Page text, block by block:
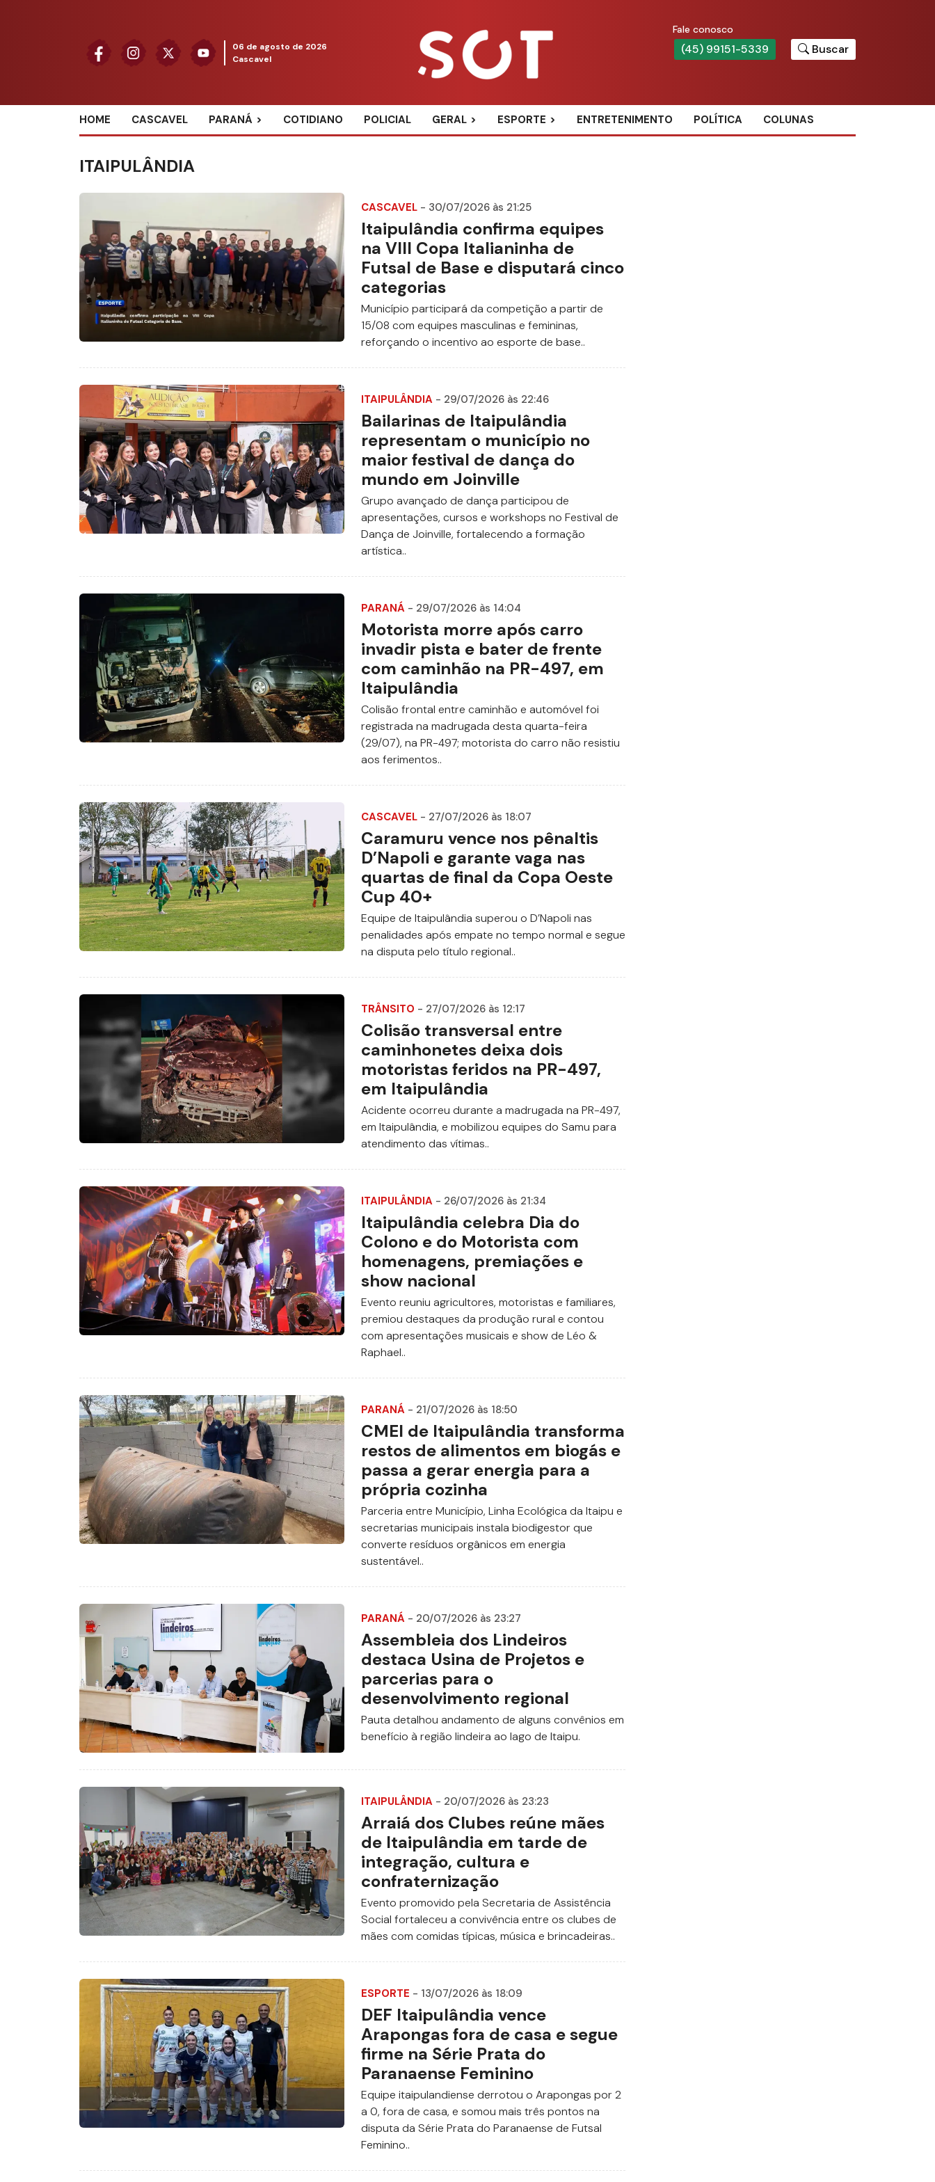
06 de agosto de 2026
Cascavel
Fale conosco
(45) 99151-5339 Buscar
HOME CASCAVEL PARANÁ COTIDIANO POLICIAL GERAL ESPORTE ENTRETENIMENTO POLÍTICA COLUNAS
ITAIPULÂNDIA
CASCAVEL - 30/07/2026 às 21:25
Itaipulândia confirma equipes
na VIII Copa Italianinha de
Futsal de Base e disputará cinco
categorias
Município participará da competição a partir de
15/08 com equipes masculinas e femininas,
reforçando o incentivo ao esporte de base..
ITAIPULÂNDIA - 29/07/2026 às 22:46
Bailarinas de Itaipulândia
representam o município no
maior festival de dança do
mundo em Joinville
Grupo avançado de dança participou de
apresentações, cursos e workshops no Festival de
Dança de Joinville, fortalecendo a formação
artística..
PARANÁ - 29/07/2026 às 14:04
Motorista morre após carro
invadir pista e bater de frente
com caminhão na PR-497, em
Itaipulândia
Colisão frontal entre caminhão e automóvel foi
registrada na madrugada desta quarta-feira
(29/07), na PR-497; motorista do carro não resistiu
aos ferimentos..
CASCAVEL - 27/07/2026 às 18:07
Caramuru vence nos pênaltis
D’Napoli e garante vaga nas
quartas de final da Copa Oeste
Cup 40+
Equipe de Itaipulândia superou o D’Napoli nas
penalidades após empate no tempo normal e segue
na disputa pelo título regional..
TRÂNSITO - 27/07/2026 às 12:17
Colisão transversal entre
caminhonetes deixa dois
motoristas feridos na PR-497,
em Itaipulândia
Acidente ocorreu durante a madrugada na PR-497,
em Itaipulândia, e mobilizou equipes do Samu para
atendimento das vítimas..
ITAIPULÂNDIA - 26/07/2026 às 21:34
Itaipulândia celebra Dia do
Colono e do Motorista com
homenagens, premiações e
show nacional
Evento reuniu agricultores, motoristas e familiares,
premiou destaques da produção rural e contou
com apresentações musicais e show de Léo &
Raphael..
PARANÁ - 21/07/2026 às 18:50
CMEI de Itaipulândia transforma
restos de alimentos em biogás e
passa a gerar energia para a
própria cozinha
Parceria entre Município, Linha Ecológica da Itaipu e
secretarias municipais instala biodigestor que
converte resíduos orgânicos em energia
sustentável..
PARANÁ - 20/07/2026 às 23:27
Assembleia dos Lindeiros
destaca Usina de Projetos e
parcerias para o
desenvolvimento regional
Pauta detalhou andamento de alguns convênios em
benefício à região lindeira ao lago de Itaipu.
ITAIPULÂNDIA - 20/07/2026 às 23:23
Arraiá dos Clubes reúne mães
de Itaipulândia em tarde de
integração, cultura e
confraternização
Evento promovido pela Secretaria de Assistência
Social fortaleceu a convivência entre os clubes de
mães com comidas típicas, música e brincadeiras..
ESPORTE - 13/07/2026 às 18:09
DEF Itaipulândia vence
Arapongas fora de casa e segue
firme na Série Prata do
Paranaense Feminino
Equipe itaipulandiense derrotou o Arapongas por 2
a 0, fora de casa, e somou mais três pontos na
disputa da Série Prata do Paranaense de Futsal
Feminino..